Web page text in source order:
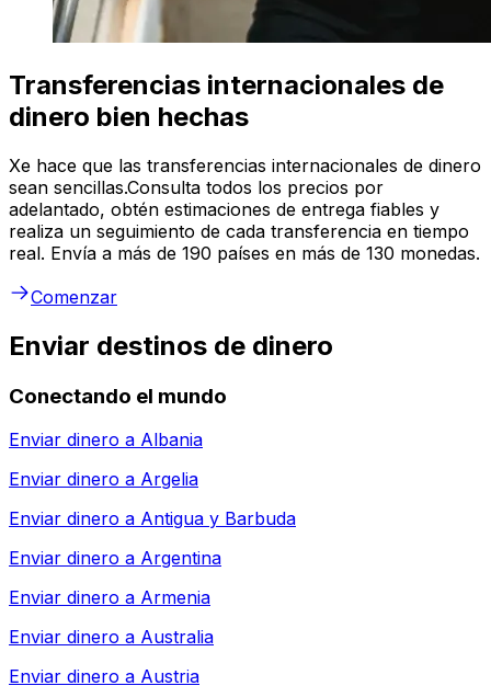
Transferencias internacionales de
dinero bien hechas
Xe hace que las transferencias internacionales de dinero
sean sencillas.Consulta todos los precios por
adelantado, obtén estimaciones de entrega fiables y
realiza un seguimiento de cada transferencia en tiempo
real. Envía a más de 190 países en más de 130 monedas.
Comenzar
Enviar destinos de dinero
Conectando el mundo
Enviar dinero a Albania
Enviar dinero a Argelia
Enviar dinero a Antigua y Barbuda
Enviar dinero a Argentina
Enviar dinero a Armenia
Enviar dinero a Australia
Enviar dinero a Austria